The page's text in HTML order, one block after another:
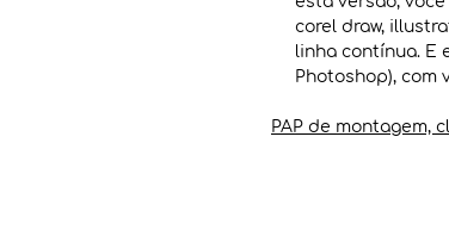
corel draw,
linha contínua. E
Photoshop), com
PAP de montagem,